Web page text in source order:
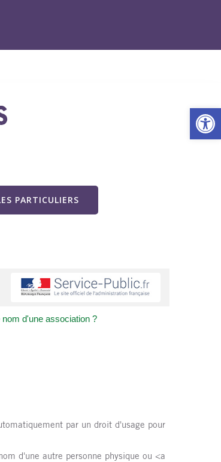
PARTICULIERS
nom d'une association ?
par un droit d'usage pour
d'une autre personne physique ou <a